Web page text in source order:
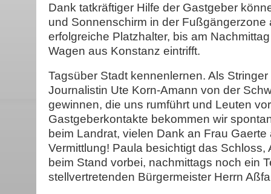
Dank tatkräftiger Hilfe der Gastgeber
und Sonnenschirm in der Fußgängerzone
erfolgreiche Platzhalter, bis am
Wagen aus Konstanz eintrifft.
Tagsüber Stadt kennenlernen. Als
Journalistin Ute Korn-Amann von der
gewinnen, die uns rumführt und Leuten
Gastgeberkontakte bekommen wir
beim Landrat, vielen Dank an Frau
Vermittlung! Paula besichtigt das Schloss,
beim Stand vorbei, nachmittags noch ein
stellvertretenden Bürgermeister Herrn